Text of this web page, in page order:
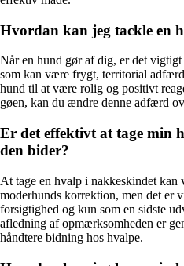
Hvordan kan jeg tackle en
Når en hund gør af dig, er det
som kan være frygt, territorial
hund til at være rolig og positivt
gøen, kan du ændre denne adfærd
Er det effektivt at tage min
den bider?
At tage en hvalp i nakkeskindet kan
moderhunds korrektion, men det er
forsigtighed og kun som en sidste
afledning af opmærksomheden er
håndtere bidning hos hvalpe.